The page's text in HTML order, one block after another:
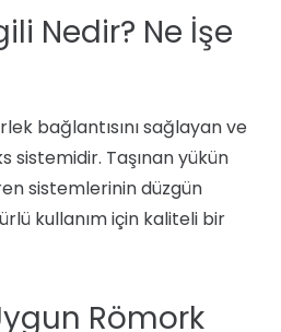
Nedir? Ne İşe
bağlantısını sağlayan ve
sistemidir. Taşınan yükün
sistemlerinin düzgün
kullanım için kaliteli bir
Römork